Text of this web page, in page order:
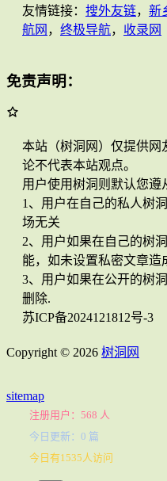
友情链接： 搜外友链， 新
航网 ， 终极导航， 收录网
免责声明：
本站（树洞网）仅提供网
论不代表本站观点。
用户使用树洞则默认您遵
1、用户在自己的私人树
场无关
2、用户如果在自己的树
能，如未设置私密文章造
3、用户如果在公开的树
删除.
苏ICP备2024121812号-3
Copyright © 2026 树洞网
sitemap
注册用户：568 人
今日更新：0 篇
今日有1535人访问